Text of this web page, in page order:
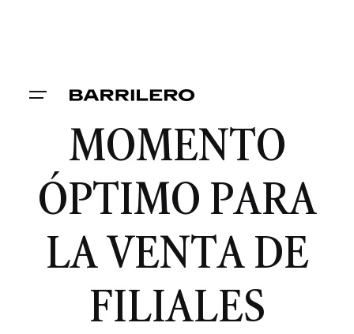
MOMENTO
ÓPTIMO PARA
LA VENTA DE
FILIALES